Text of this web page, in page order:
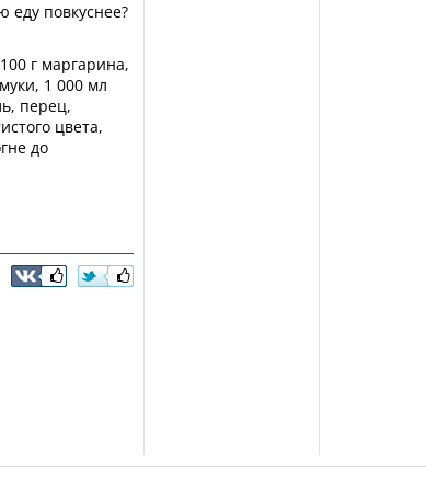
еду повкуснее?
г маргарина,
1 000 мл
перец,
цвета,
до